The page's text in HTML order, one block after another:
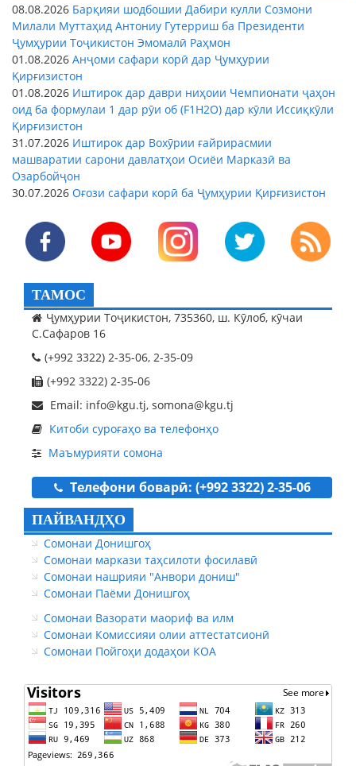
08.08.2026 Барқияи шодбошии Дабири кулли Созмони
Милали Муттаҳид Антониу Гутерриш ба Президенти
Ҷумҳурии Тоҷикистон Эмомалӣ Раҳмон
01.08.2026 Анҷоми сафари корӣ дар Ҷумҳурии
Қирғизистон
01.08.2026 Иштирок дар даври ниҳоии Чемпионати ҷаҳон
оид ба формулаи 1 дар рӯи об (F1H2O) дар кӯли Иссиқкӯли
Қирғизистон
31.07.2026 Иштирок дар Вохӯрии ғайрирасмии
машваратии сарони давлатҳои Осиёи Марказӣ ва
Озарбойҷон
30.07.2026 Оғози сафари корӣ ба Ҷумҳурии Қирғизистон
ТАМОС
Ҷумҳурии Тоҷикистон, 735360, ш. Кӯлоб, кӯчаи
С.Сафаров 16
(+992 3322) 2-35-06, 2-35-09
(+992 3322) 2-35-06
Email: info@kgu.tj, somona@kgu.tj
Китоби суроғаҳо ва телефонҳо
Маъмурияти сомона
Телефони боварӣ: (+992 3322) 2-35-06
ПАЙВАНДҲО
Сомонаи Донишгоҳ
Сомонаи маркази таҳсилоти фосилавӣ
Сомонаи нашрияи "Анвори дониш"
Сомонаи Паёми Донишгоҳ
Сомонаи Вазорати маориф ва илм
Сомонаи Комиссияи олии аттестатсионӣ
Сомонаи Пойгоҳи додаҳои КОА